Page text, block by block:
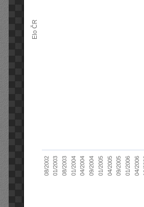
Elo ČR
08/2002 01/2003 08/2003 01/2004 04/2004 09/2004 01/2005 04/2005 09/2005 01/2006 04/2006